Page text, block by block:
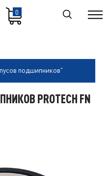
0
подшипников"
PROTECH FN